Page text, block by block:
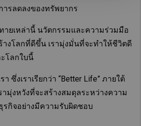
รลดลงของทรัพยากร
ายเหล่านี้ นวัตกรรมและความร่วมมือ
งโลกที่ดีขึ้น เรามุ่งมั่นที่จะทำให้ชีวิตดี
โลกใบนี้
ซึ่งเราเรียกว่า “Better Life” ภายใต้
ามุ่งหวังที่จะสร้างสมดุลระหว่างความ
รกิจอย่างมีความรับผิดชอบ